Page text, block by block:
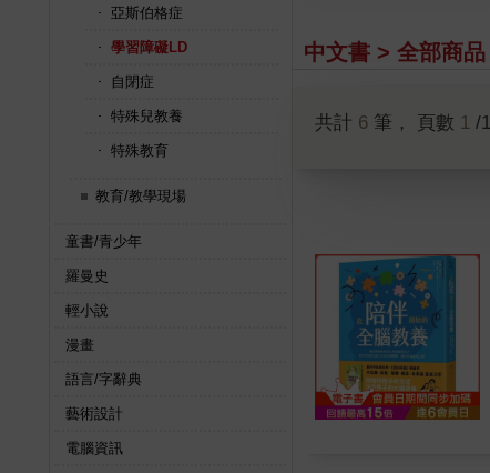
亞斯伯格症
學習障礙LD
自閉症
特殊兒教養
特殊教育
教育/教學現場
童書/青少年
羅曼史
輕小說
漫畫
語言/字辭典
藝術設計
電腦資訊
中文書 > 全部商品
共計 6 筆， 頁數 1 /1